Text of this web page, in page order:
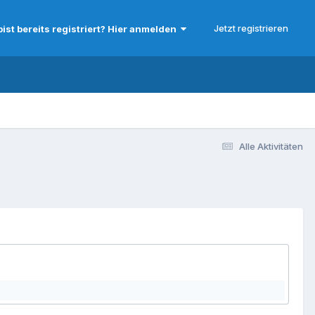
bereits registriert? Hier anmelden Jetzt registrieren
Alle Aktivitäten